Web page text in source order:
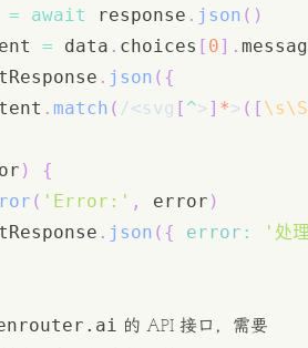
= await response . json ( )
= data . choices [ 0] .
. json ( {
. match ( /<svg [ ^>] *> ( [ \s\S
)
{
( 'Error:' , error )
. json ( { error :
'处
的 API 接口，需要